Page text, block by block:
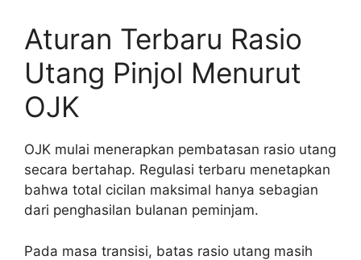
Aturan Terbaru Rasio
Utang Pinjol Menurut
OJK
OJK mulai menerapkan pembatasan rasio utang
secara bertahap. Regulasi terbaru menetapkan
bahwa total cicilan maksimal hanya sebagian
dari penghasilan bulanan peminjam.
Pada masa transisi, batas rasio utang masih